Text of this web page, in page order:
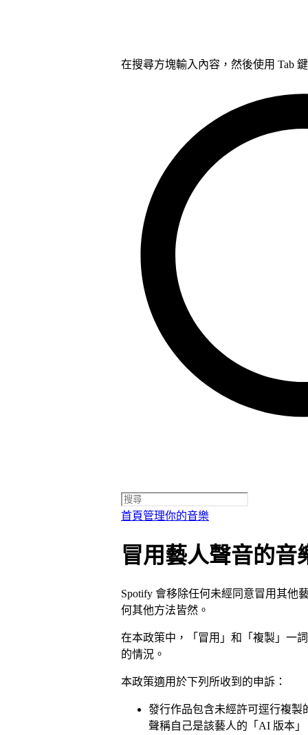
在搜尋方塊輸入內容，然後使用 Tab
首頁管理你的音樂
冒用藝人聲音的音
Spotify 會移除任何未經同意冒用其他
何其他方法皆然。
在本政策中，「冒用」和「複製」一
的情況。
本政策適用於下列所收到的申訴：
發行作品包含未經許可逕行複製
聲稱自己是該藝人的「AI 版本」